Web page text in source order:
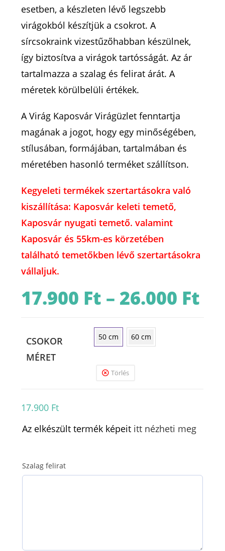
esetben, a készleten lévő legszebb
virágokból készítjük a csokrot. A
sírcsokraink vizestűzőhabban készülnek,
így biztosítva a virágok tartósságát. Az ár
tartalmazza a szalag és felirat árát. A
méretek körülbelüli értékek.
A Virág Kaposvár Virágüzlet fenntartja
magának a jogot, hogy egy minőségében,
stílusában, formájában, tartalmában és
méretében hasonló terméket szállítson.
Kegyeleti termékek szertartásokra való
kiszállítása: Kaposvár keleti temető,
Kaposvár nyugati temető. valamint
Kaposvár és 55km-es körzetében
található temetőkben lévő szertartásokra
vállaljuk.
17.900 Ft – 26.000 Ft
CSOKOR
MÉRET
50 cm 60 cm
Törlés
17.900 Ft
Az elkészült termék képeit itt nézheti meg
Szalag felirat